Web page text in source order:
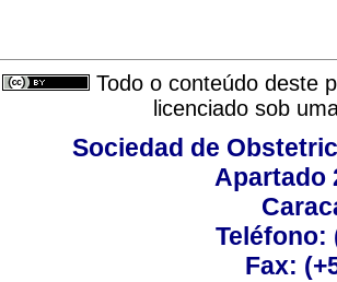
Todo o conteúdo deste
licenciado sob
Sociedad de
Apartado
Teléfono:
Fax: